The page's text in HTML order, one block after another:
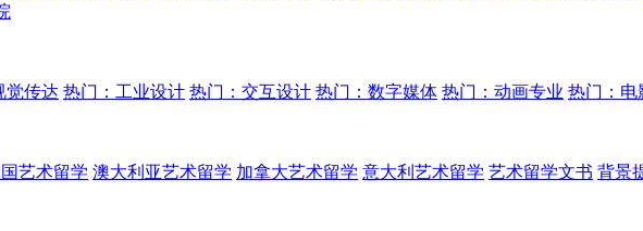
觉传达 热门：工业设计 热门：交互设计 热门：数字媒体 热门：动画专业 热门：电
艺术留学 澳大利亚艺术留学 加拿大艺术留学 意大利艺术留学 艺术留学文书 背景